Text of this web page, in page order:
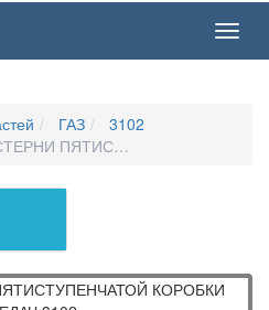
ГАЗ
3102
ПЯТИСТУПЕНЧАТОЙ